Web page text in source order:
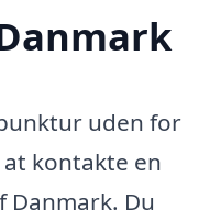
uden for
kontakte en
Danmark. Du